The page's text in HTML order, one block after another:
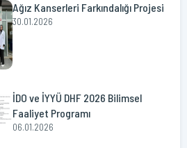
Ağız Kanserleri Farkındalığı Projesi
30.01.2026
İDO ve İYYÜ DHF 2026 Bilimsel
Faaliyet Programı
06.01.2026